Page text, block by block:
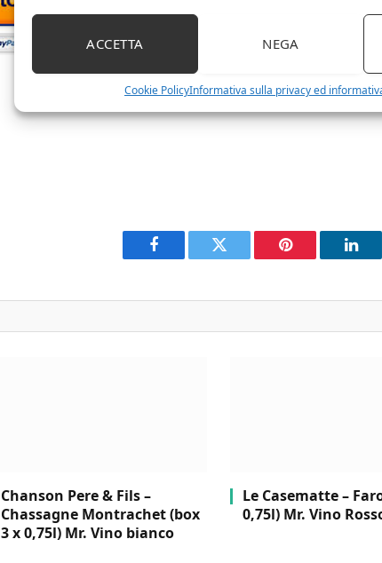
ACCETTA NEGA
Cookie PolicyInformativa sulla privacy ed
Facebook Twitter Pinterest
Chanson Pere & Fils –
Chassagne Montrachet (box
3 x 0,75l) Mr. Vino bianco
Le Casematte –
0,75l) Mr. Vino